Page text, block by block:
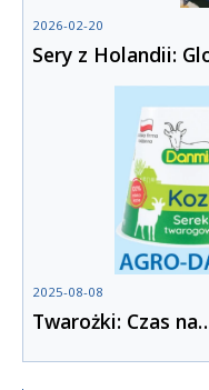
2026-02-20
Sery z Holandii:
2025-08-08
Twarożki: Czas